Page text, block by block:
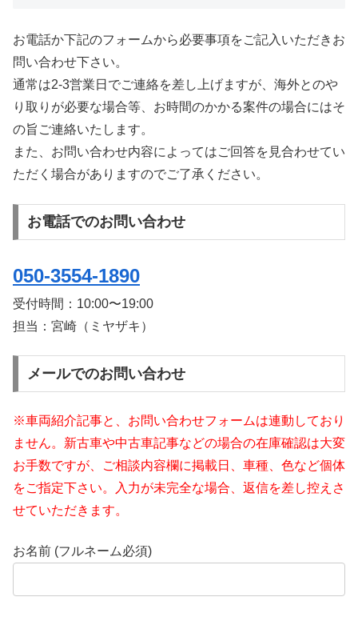
お電話か下記のフォームから必要事項をご記入いただきお
問い合わせ下さい。
通常は2-3営業日でご連絡を差し上げますが、海外とのや
り取りが必要な場合等、お時間のかかる案件の場合にはそ
の旨ご連絡いたします。
また、お問い合わせ内容によってはご回答を見合わせてい
ただく場合がありますのでご了承ください。
お電話でのお問い合わせ
050-3554-1890
受付時間： 10:00〜19:00
担当：宮崎（ミヤザキ）
メールでのお問い合わせ
※車両紹介記事と、お問い合わせフォームは連動しており
ません。新古車や中古車記事などの場合の在庫確認は大変
お手数ですが、ご相談内容欄に掲載日、車種、色など個体
をご指定下さい。入力が未完全な場合、返信を差し控えさ
せていただきます。
お名前 (フルネーム必須)